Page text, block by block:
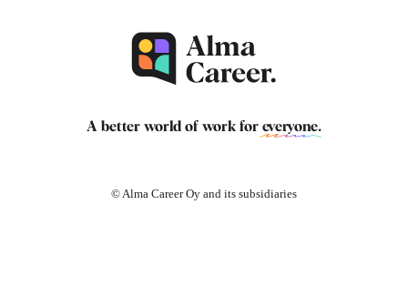
A better world of work for everyone.
© Alma Career Oy and its subsidiaries